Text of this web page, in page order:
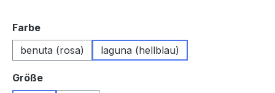
Farbeauswählen
benuta (rosa)
laguna (hellblau)
Größeauswählen